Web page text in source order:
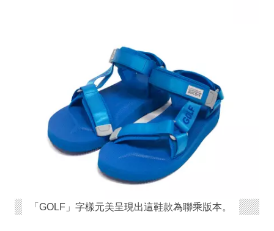
「GOLF」字樣元美呈現出這鞋款為聯乘版本。